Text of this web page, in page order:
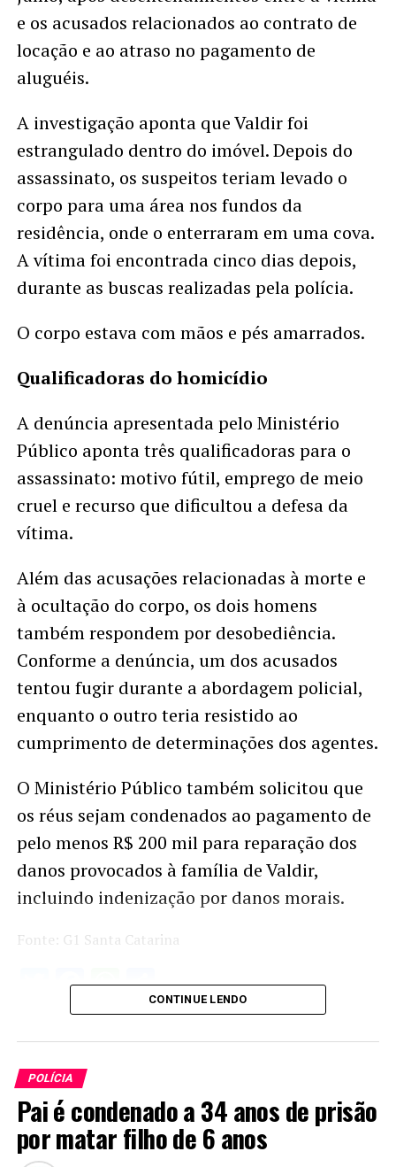
e os acusados relacionados ao contrato de
locação e ao atraso no pagamento de
aluguéis.
A investigação aponta que Valdir foi
estrangulado dentro do imóvel. Depois do
assassinato, os suspeitos teriam levado o
corpo para uma área nos fundos da
residência, onde o enterraram em uma cova.
A vítima foi encontrada cinco dias depois,
durante as buscas realizadas pela polícia.
O corpo estava com mãos e pés amarrados.
Qualificadoras do homicídio
A denúncia apresentada pelo Ministério
Público aponta três qualificadoras para o
assassinato: motivo fútil, emprego de meio
cruel e recurso que dificultou a defesa da
vítima.
Além das acusações relacionadas à morte e
à ocultação do corpo, os dois homens
também respondem por desobediência.
Conforme a denúncia, um dos acusados
tentou fugir durante a abordagem policial,
enquanto o outro teria resistido ao
cumprimento de determinações dos agentes.
O Ministério Público também solicitou que
os réus sejam condenados ao pagamento de
pelo menos R$ 200 mil para reparação dos
danos provocados à família de Valdir,
incluindo indenização por danos morais.
Fonte: G1 Santa Catarina
Twitter
Facebook
WhatsApp
Share
CONTINUE LENDO
POLÍCIA
Pai é condenado a 34 anos de prisão
por matar filho de 6 anos